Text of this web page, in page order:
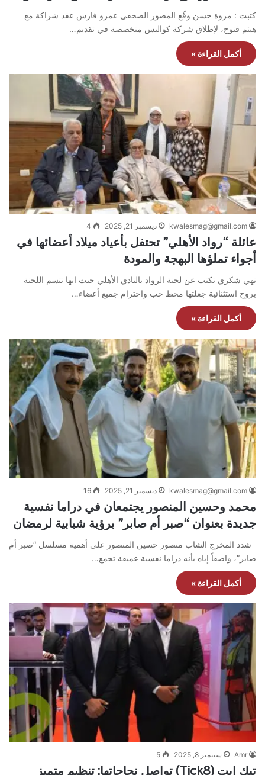
كتبت : مروة حسن وقّع المصور الصحفي عمرو فارس عقد شراكة مع
هيثم فتوح، لإطلاق شركة كواليس متخصصة في تقديم…
أكمل القراءة »
kwalesmag@gmail.com ديسمبر 21, 2025 4
عائلة “رواد الأهلي” تحتفل بأعياد ميلاد أعضائها في
أجواء تملؤها البهجة والمودة
نهي شكري تكتب عن لجنة الرواد بالنادي الأهلي حيث انها تتسم اللجنة
بروح استثنائية جعلتها محط حب واحترام جميع أعضاء…
أكمل القراءة »
kwalesmag@gmail.com ديسمبر 21, 2025 16
محمد وحسين المنصور يجتمعان في دراما نفسية
جديدة بعنوان “صبر أم صابر” برؤية شبابية لرمضان
شدد المخرج الشاب منصور حسين المنصور على أهمية مسلسل “صبر أم
صابر”، واصفاً إياه بأنه دراما نفسية عميقة تجمع…
أكمل القراءة »
Amr سبتمبر 8, 2025 5
تيك إيت (Tick8) تواصل نجاحاتها: تنظيم متميز